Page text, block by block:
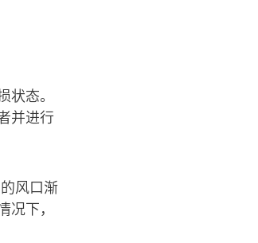
态。
并进行
风口渐
下，